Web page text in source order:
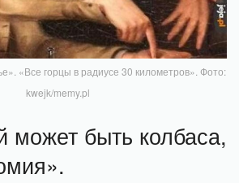
«Все горцы в радиусе 30 километров». Фото:
kwejk/memy.pl
может быть колбаса,